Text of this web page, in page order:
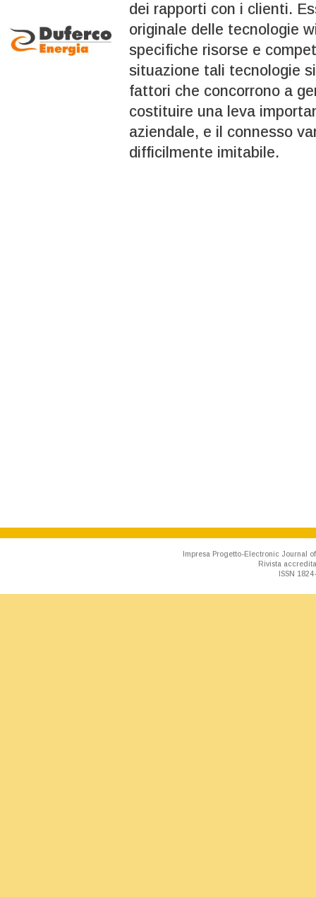
dei rapporti con i clienti.
originale delle tecnologie
specifiche risorse e
situazione tali tecnologie
fattori che concorrono a
costituire una leva
aziendale, e il connesso
difficilmente imitabile.
Impresa Progetto-Electronic Journal
Rivista
ISSN